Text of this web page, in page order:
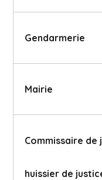
Gendarmerie
Mairie
Commissaire
huissier de